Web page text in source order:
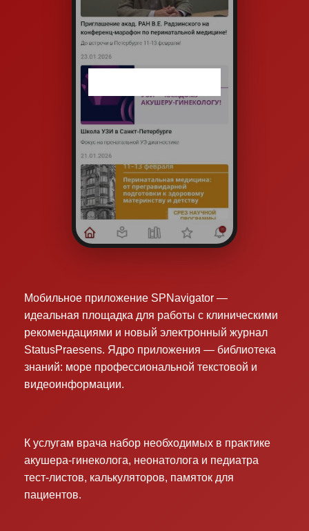
Мобильное приложение SPNavigator —
идеальная площадка для работы с клиническими
рекомендациями и новый электронный журнал
StatusPraesens. Ядро приложения — библиотека
знаний: море профессиональной текстовой и
видеоинформации.
К услугам врача набор необходимых в практике
акушера-гинеколога, неонатолога и педиатра
тест-листов, калькуляторов, памяток для
пациентов.